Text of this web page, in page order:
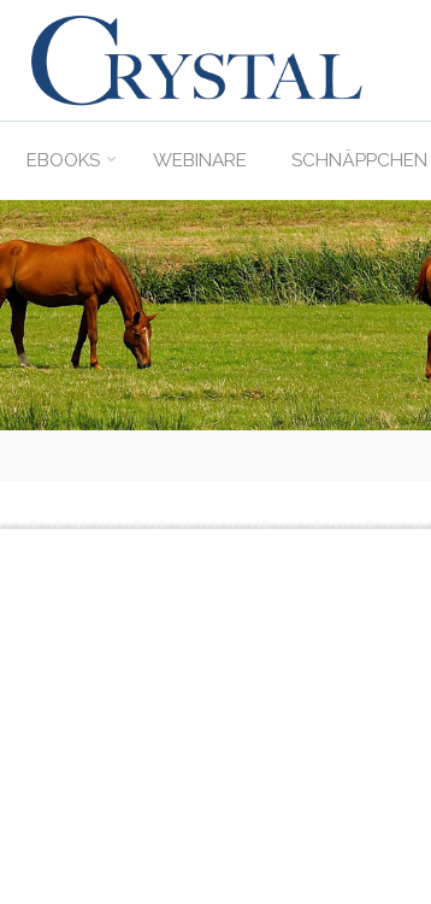
Crystal
Verlag
DER
ONLINE-
SHOP
FÜR
PFERDEFREUNDE
EBOOKS WEBINARE SCHNÄPPCHEN